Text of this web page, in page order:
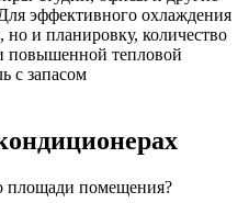
эффективного охлаждения
и планировку, количество
повышенной тепловой
с запасом
площади помещения?